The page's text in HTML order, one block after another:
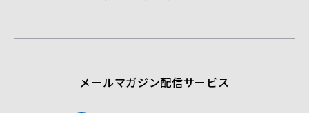
o
r
e
メールマガジン配信サービス